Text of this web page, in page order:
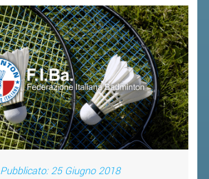
Pubblicato: 25 Giugno 2018
BANDI DI GARA E CONTRATTI
WHISTLEBLOWING
SPORTELLO FISCALE
NOVITÀ FISCALI
MODULISTICA
SCADENZARIO
DOCUMENTI E APPROFONDIMENTI